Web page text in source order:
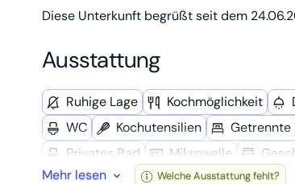
Diese Unterkunft begrüßt seit dem
Ausstattung
Ruhige Lage Kochmöglich­keit
WC
Kochutensilien Getrennte
Privates Bad
Mikro­welle
Mehr lesen
Welche Ausstattung fehlt?